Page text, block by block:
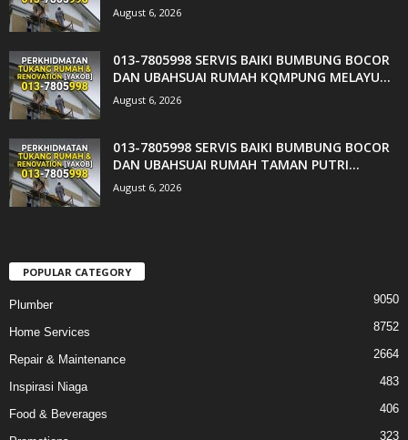
August 6, 2026
013-7805998 SERVIS BAIKI BUMBUNG BOCOR
DAN UBAHSUAI RUMAH KQMPUNG MELAYU...
August 6, 2026
013-7805998 SERVIS BAIKI BUMBUNG BOCOR
DAN UBAHSUAI RUMAH TAMAN PUTRI...
August 6, 2026
POPULAR CATEGORY
Plumber 9050
Home Services 8752
Repair & Maintenance 2664
Inspirasi Niaga 483
Food & Beverages 406
323